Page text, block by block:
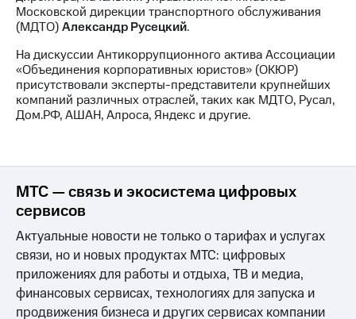
Московской дирекции транспортного обслуживания
(МДТО)Александр Русецкий.
На дискуссии Антикоррупционного актива Ассоциации
«Объединения корпоративных юристов» (ОКЮР)
присутствовали эксперты-представители крупнейших
компаний различных отраслей, таких как МДТО, Русал,
Дом.РФ, АШАН, Алроса, Яндекс и другие.
МТС — связь и экосистема цифровых
сервисов
Актуальные новости не только о тарифах и услугах
связи, но и новых продуктах МТС: цифровых
приложениях для работы и отдыха, ТВ и медиа,
финансовых сервисах, технологиях для запуска и
продвижения бизнеса и других сервисах компании